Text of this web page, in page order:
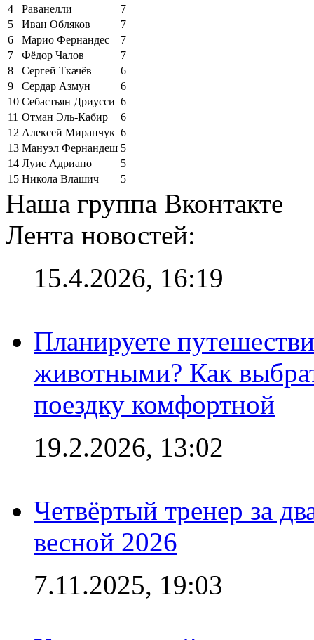
4
Раванелли
7
5
Иван Обляков
7
6
Марио Фернандес
7
7
Фёдор Чалов
7
8
Сергей Ткачёв
6
9
Сердар Азмун
6
10 Себастьян Дриусси 6
11 Отман Эль-Кабир
6
12 Алексей Миранчук 6
13 Мануэл Фернандеш 5
14 Луис Адриано
5
15 Никола Влашич 5
Наша группа Вконтакте
Лента новостей:
15.4.2026, 16:19
Планируете
животными? Как
поездку комфортной
19.2.2026, 13:02
Четвёртый тренер за
весной 2026
7.11.2025, 19:03